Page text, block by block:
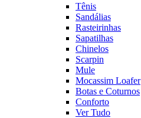
Tênis
Sandálias
Rasteirinhas
Sapatilhas
Chinelos
Scarpin
Mule
Mocassim Loafer
Botas e Coturnos
Conforto
Ver Tudo